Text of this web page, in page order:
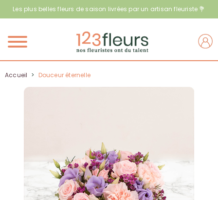
Les plus belles fleurs de saison livrées par un artisan fleuriste 💐
Menu
Accueil > Douceur éternelle